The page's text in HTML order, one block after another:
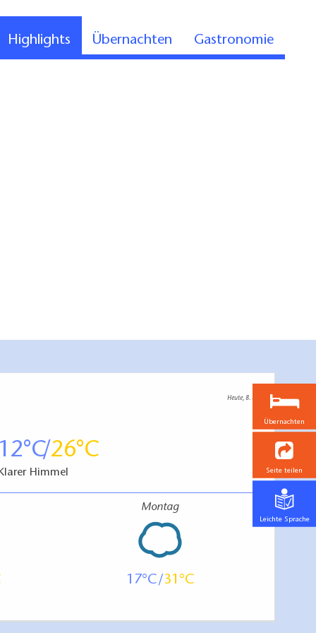
Highlights Übernachten Gastronomie
Heute, 8. 8.
12 26
Klarer Himmel
Montag
17 31
Übernachten
Seite teilen
Leichte Sprache